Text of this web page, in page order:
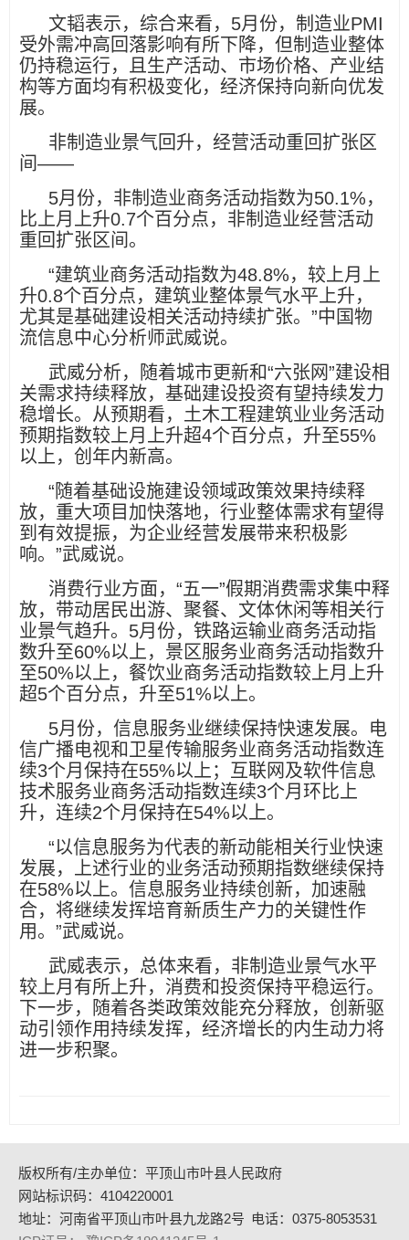
文韬表示，综合来看，5月份，制造业PMI
受外需冲高回落影响有所下降，但制造业整体
仍持稳运行，且生产活动、市场价格、产业结
构等方面均有积极变化，经济保持向新向优发
展。
非制造业景气回升，经营活动重回扩张区
间——
5月份，非制造业商务活动指数为50.1%，
比上月上升0.7个百分点，非制造业经营活动
重回扩张区间。
“建筑业商务活动指数为48.8%，较上月上
升0.8个百分点，建筑业整体景气水平上升，
尤其是基础建设相关活动持续扩张。”中国物
流信息中心分析师武威说。
武威分析，随着城市更新和“六张网”建设相
关需求持续释放，基础建设投资有望持续发力
稳增长。从预期看，土木工程建筑业业务活动
预期指数较上月上升超4个百分点，升至55%
以上，创年内新高。
“随着基础设施建设领域政策效果持续释
放，重大项目加快落地，行业整体需求有望得
到有效提振，为企业经营发展带来积极影
响。”武威说。
消费行业方面，“五一”假期消费需求集中释
放，带动居民出游、聚餐、文体休闲等相关行
业景气趋升。5月份，铁路运输业商务活动指
数升至60%以上，景区服务业商务活动指数升
至50%以上，餐饮业商务活动指数较上月上升
超5个百分点，升至51%以上。
5月份，信息服务业继续保持快速发展。电
信广播电视和卫星传输服务业商务活动指数连
续3个月保持在55%以上；互联网及软件信息
技术服务业商务活动指数连续3个月环比上
升，连续2个月保持在54%以上。
“以信息服务为代表的新动能相关行业快速
发展，上述行业的业务活动预期指数继续保持
在58%以上。信息服务业持续创新，加速融
合，将继续发挥培育新质生产力的关键性作
用。”武威说。
武威表示，总体来看，非制造业景气水平
较上月有所上升，消费和投资保持平稳运行。
下一步，随着各类政策效能充分释放，创新驱
动引领作用持续发挥，经济增长的内生动力将
进一步积聚。
版权所有/主办单位：平顶山市叶县人民政府
网站标识码：4104220001
地址：河南省平顶山市叶县九龙路2号 电话：0375-8053531